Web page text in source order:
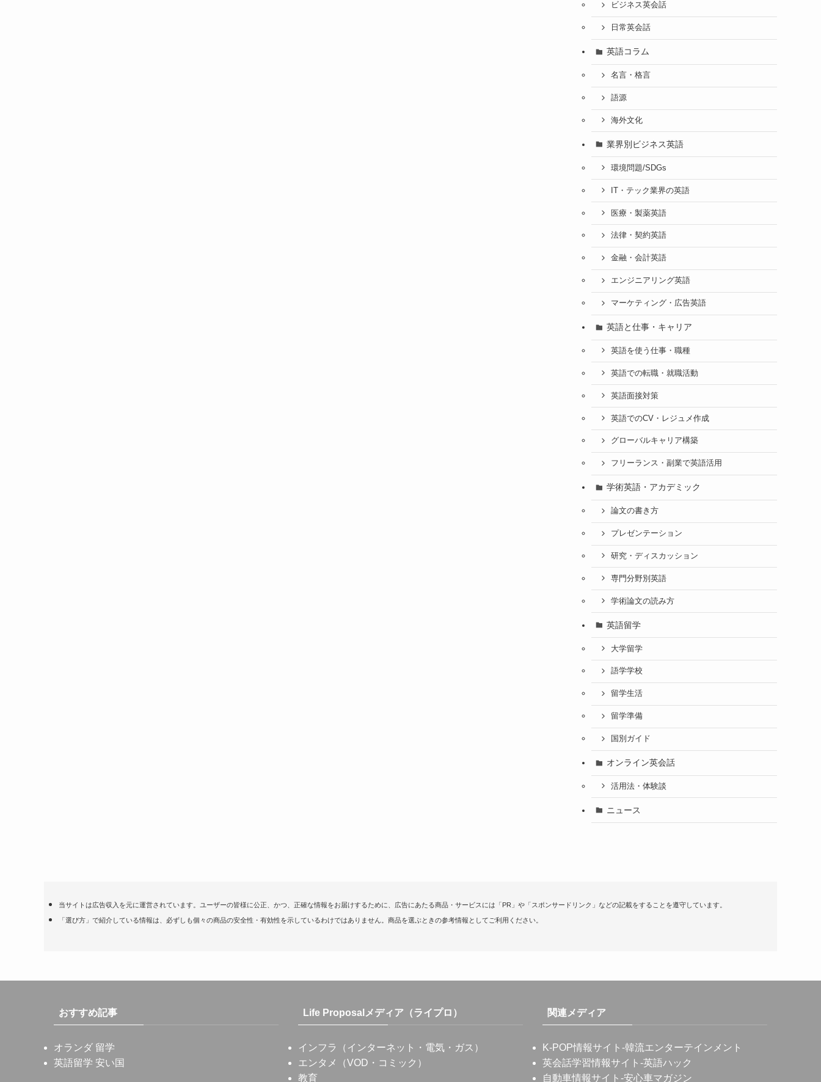
ビジネス英会話
日常英会話
英語コラム
名言・格言
語源
海外文化
業界別ビジネス英語
環境問題/SDGs
IT・テック業界の英語
医療・製薬英語
法律・契約英語
金融・会計英語
エンジニアリング英語
マーケティング・広告英語
英語と仕事・キャリア
英語を使う仕事・職種
英語での転職・就職活動
英語面接対策
英語でのCV・レジュメ作成
グローバルキャリア構築
フリーランス・副業で英語活用
学術英語・アカデミック
論文の書き方
プレゼンテーション
研究・ディスカッション
専門分野別英語
学術論文の読み方
英語留学
大学留学
語学学校
留学生活
留学準備
国別ガイド
オンライン英会話
活用法・体験談
ニュース
当サイトは広告収入を元に運営されています。ユーザーの皆様に公正、かつ、正確な情報をお届けするために、広告にあたる商品・サービスには「PR」や「スポンサードリンク」などの記載をすることを遵守しています。
「選び方」で紹介している情報は、必ずしも個々の商品の安全性・有効性を示しているわけではありません。商品を選ぶときの参考情報としてご利用ください。
おすすめ記事
オランダ 留学
英語留学 安い国
Life Proposalメディア（ライプロ）
インフラ（インターネット・電気・ガス）
エンタメ（VOD・コミック）
教育
関連メディア
K-POP情報サイト -韓流エンターテインメント
英会話学習情報サイト -英語ハック
自動車情報サイト -安心車マガジン